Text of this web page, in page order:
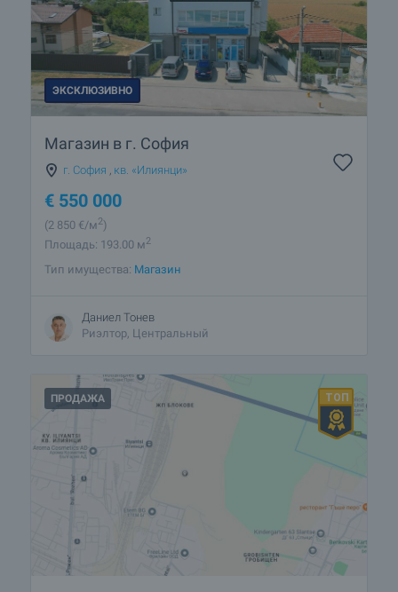
ЭКСКЛЮЗИВНО
Магазин в г. София
г. София кв. «Илиянци»
€ 550 000
(2 850 €/м2)
Площадь: 193.00 м2
Тип имущества: Магазин
Даниел Тонев
Риэлтор, Центральный
ПРОДАЖА